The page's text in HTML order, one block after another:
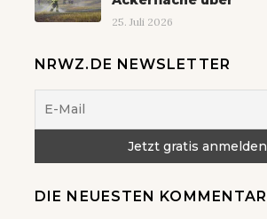
25. Juli 2026
NRWZ.DE NEWSLETTER
DIE NEUESTEN